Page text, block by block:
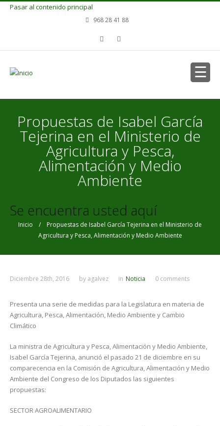
Pasar al contenido principal
968 28 41 88
Propuestas de Isabel García
Tejerina en el Ministerio de
Agricultura y Pesca,
Alimentación y Medio
Ambiente
Se encuentra usted aquí
Inicio / Propuestas de Isabel García Tejerina en el Ministerio de
Agricultura y Pesca, Alimentación y Medio Ambiente
Diciembre 28th, 2016 by agalvez in Noticia 0 comments
Presenta una serie de medidas para la Legislatura en materia de
Agricultura, Pesca, Alimentación, Medio Ambiente y Cambio
Climático
La ministra de Agricultura y Pesca, Alimentación y Medio Ambiente,
Isabel García Tejerina, anunció el pasado 21 de diciembre en su
comparecencia en la Comisión de Agricultura, Alimentación y Medio
Ambiente del Congreso de los Diputados las siguientes
propuestas:
SECTOR AGROALIMENTARIO